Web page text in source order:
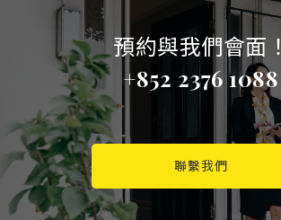
預約與我們會面！
+852 2376 1088
聯繫我們